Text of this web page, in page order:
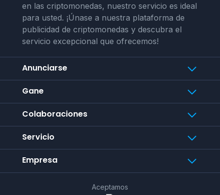
en las criptomonedas, nuestro servicio es ideal
para usted. ¡Únase a nuestra plataforma de
publicidad de criptomonedas y descubra el
servicio excepcional que ofrecemos!
Anunciarse
Gane
Colaboraciones
Servicio
Empresa
Aceptamos